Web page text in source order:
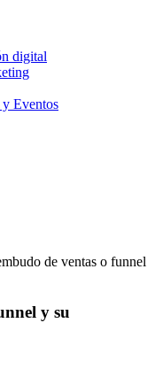
digital
Eventos
de ventas o funnel
y su